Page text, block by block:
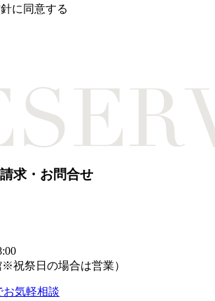
に同意する
求・お問合せ
※祝祭日の場合は営業）
お気軽相談